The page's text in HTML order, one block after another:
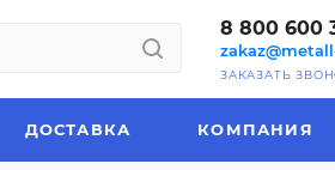
8 800 600
ЗАКАЗАТЬ
ДОСТАВКА КОМПАНИЯ